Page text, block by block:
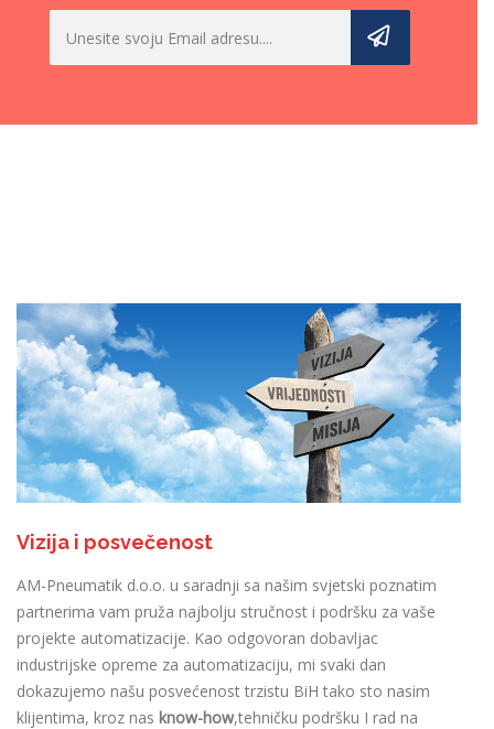
Vizija i posvečenost
AM-Pneumatik d.o.o. u saradnji sa našim svjetski poznatim
partnerima vam pruža najbolju stručnost i podršku za vaše
projekte automatizacije. Kao odgovoran dobavljac
industrijske opreme za automatizaciju, mi svaki dan
dokazujemo našu posvećenost trzistu BiH tako sto nasim
klijentima, kroz nas know-how,tehničku podršku I rad na